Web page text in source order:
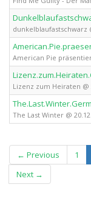
dunkelblaufastschwarz
American Pie
Lizenz zum Heiraten @
The Last Winter @
← Previous 1
Next →